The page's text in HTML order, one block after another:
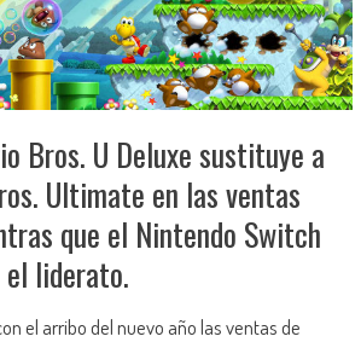
Bros. U Deluxe sustituye a
Ultimate en las ventas
que el Nintendo Switch
liderato.
el arribo del nuevo año las ventas de